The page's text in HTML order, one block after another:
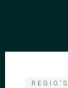
REGIO'S